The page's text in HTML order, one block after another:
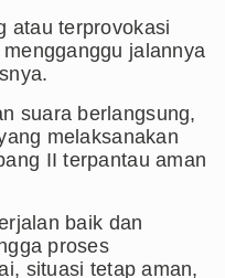
atau terprovokasi
jalannya
suara berlangsung,
melaksanakan
II terpantau aman
baik dan
proses
situasi tetap aman,